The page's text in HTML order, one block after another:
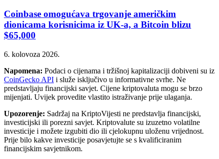
Coinbase omogućava trgovanje američkim
dionicama korisnicima iz UK-a, a Bitcoin blizu
$65,000
6. kolovoza 2026.
Napomena: Podaci o cijenama i tržišnoj kapitalizaciji dobiveni su iz
CoinGecko API i služe isključivo u informativne svrhe. Ne
predstavljaju financijski savjet. Cijene kriptovaluta mogu se brzo
mijenjati. Uvijek provedite vlastito istraživanje prije ulaganja.
Upozorenje: Sadržaj na KriptoVijesti ne predstavlja financijski,
investicijski ili porezni savjet. Kriptovalute su izuzetno volatilne
investicije i možete izgubiti dio ili cjelokupnu uloženu vrijednost.
Prije bilo kakve investicije posavjetujte se s kvalificiranim
financijskim savjetnikom.